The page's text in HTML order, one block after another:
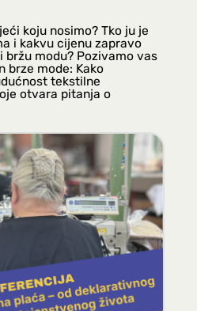
koju nosimo? Tko ju je
i kakvu cijenu zapravo
modu? Pozivamo vas
brze mode: Kako
tekstilne
otvara pitanja o